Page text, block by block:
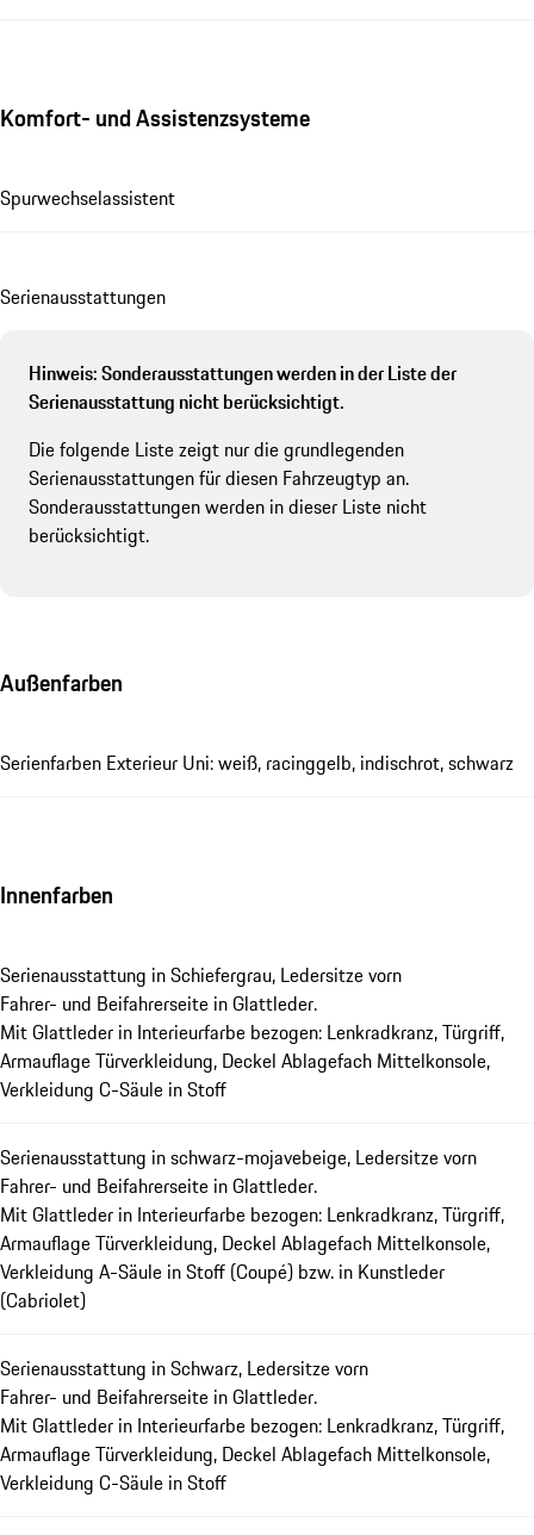
Komfort- und Assistenzsysteme
Spurwechselassistent
Se­ri­en­aus­stat­tungen
Hinweis: Sonderausstattungen werden in der Liste der
Serienausstattung nicht berücksichtigt.
Die folgende Liste zeigt nur die grundlegenden
Serienausstattungen für diesen Fahrzeugtyp an.
Sonderausstattungen werden in dieser Liste nicht
berücksichtigt.
Außenfarben
Serienfarben Exterieur Uni: weiß, racinggelb, indischrot, schwarz
Innenfarben
Serienausstattung in Schiefergrau, Ledersitze vorn
Fahrer- und Beifahrerseite in Glattleder.
Mit Glattleder in Interieurfarbe bezogen: Lenkradkranz, Türgriff,
Armauflage Türverkleidung, Deckel Ablagefach Mittelkonsole,
Verkleidung C-Säule in Stoff
Serienausstattung in schwarz-mojavebeige, Ledersitze vorn
Fahrer- und Beifahrerseite in Glattleder.
Mit Glattleder in Interieurfarbe bezogen: Lenkradkranz, Türgriff,
Armauflage Türverkleidung, Deckel Ablagefach Mittelkonsole,
Verkleidung A-Säule in Stoff (Coupé) bzw. in Kunstleder
(Cabriolet)
Serienausstattung in Schwarz, Ledersitze vorn
Fahrer- und Beifahrerseite in Glattleder.
Mit Glattleder in Interieurfarbe bezogen: Lenkradkranz, Türgriff,
Armauflage Türverkleidung, Deckel Ablagefach Mittelkonsole,
Verkleidung C-Säule in Stoff